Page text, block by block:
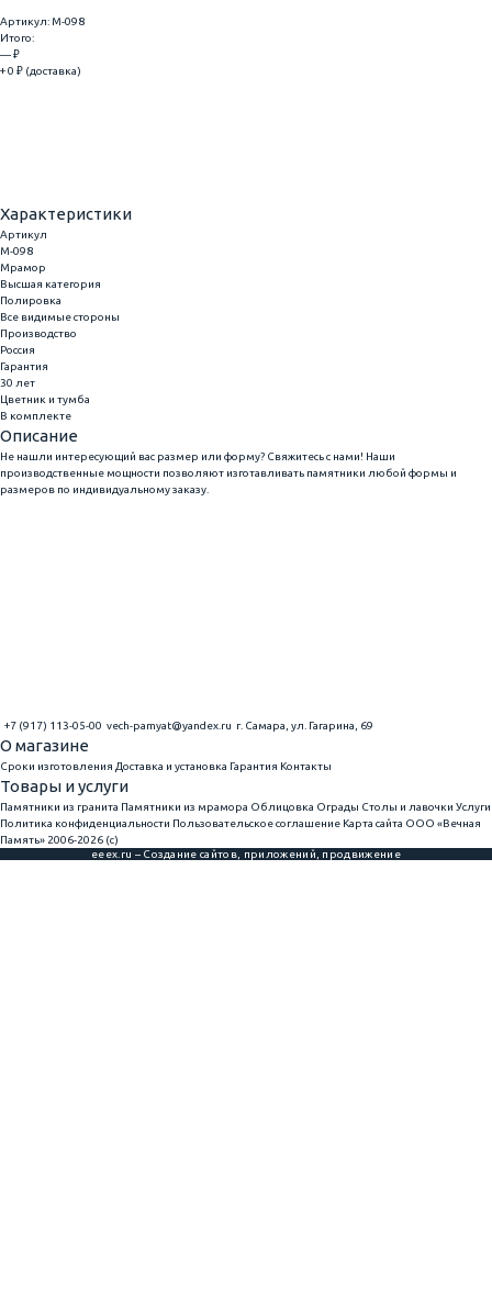
Артикул: M-098
Итого:
— ₽
+ 0 ₽ (доставка)
Характеристики
Артикул
M-098
Мрамор
Высшая категория
Полировка
Все видимые стороны
Производство
Россия
Гарантия
30 лет
Цветник и тумба
В комплекте
Описание
Не нашли интересующий вас размер или форму? Свяжитесь с нами! Наши
производственные мощности позволяют изготавливать памятники любой формы и
размеров по индивидуальному заказу.
+7 (917) 113-05-00 vech-pamyat@yandex.ru г. Самара, ул. Гагарина, 69
О магазине
Сроки изготовления Доставка и установка Гарантия Контакты
Товары и услуги
Памятники из гранита Памятники из мрамора Облицовка Ограды Столы и лавочки Услуги
Политика конфиденциальности Пользовательское соглашение Карта сайта ООО «Вечная
Память» 2006-2026 (с)
eeex.ru – Создание сайтов, приложений, продвижение